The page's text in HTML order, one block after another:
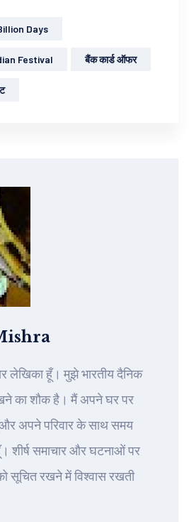
Days
Festival बैंक कार्ड ऑफर
लेखिका हूँ। मुझे भारतीय दैनिक
का शौक है। मैं अपने घर पर
अपने परिवार के साथ समय
शीर्ष समाचार और घटनाओं पर
सूचित रखने में विश्वास रखती